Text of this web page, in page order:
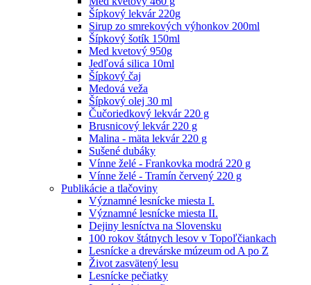
Šípkový lekvár 220g
Sirup zo smrekových výhonkov 200ml
Šípkový šotík 150ml
Med kvetový 950g
Jedľová silica 10ml
Šípkový čaj
Medová veža
Šípkový olej 30 ml
Čučoriedkový lekvár 220 g
Brusnicový lekvár 220 g
Malina - mäta lekvár 220 g
Sušené dubáky
Vínne želé - Frankovka modrá 220 g
Vínne želé - Tramín červený 220 g
Publikácie a tlačoviny
Významné lesnícke miesta I.
Významné lesnícke miesta II.
Dejiny lesníctva na Slovensku
100 rokov štátnych lesov v Topoľčiankach
Lesnícke a drevárske múzeum od A po Z
Život zasvätený lesu
Lesnícke pečiatky